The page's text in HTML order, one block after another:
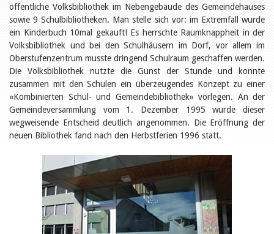
Leseförderung
Aus aller Welt
Verschiedenes
Lesetipps
Tags
Aus- und Weiterbildung
Veranstaltungen
Kinder- und Jugendmedien
Bibliothek und Schule
Bibliotheksförderung
Zielpublikum Kinder und
Jugendliche
Bibliotheksangebote
Bibliosuisse
Kantonale
Unterstützungsbeiträge
Rezensionen
Schweizer Literatur
Alle Tags
öffentliche Volksbibliothek im Nebengebäude des Gemeindehauses
sowie 9 Schulbibliotheken. Man stelle sich vor: im Extremfall wurde
ein Kinderbuch 10mal gekauft! Es herrschte Raumknappheit in der
Volksbibliothek und bei den Schulhäusern im Dorf, vor allem im
Oberstufenzentrum musste dringend Schulraum geschaffen werden.
Die Volksbibliothek nutzte die Gunst der Stunde und konnte
zusammen mit den Schulen ein überzeugendes Konzept zu einer
«Kombinierten Schul- und Gemeindebibliothek» vorlegen. An der
Gemeindeversammlung vom 1. Dezember 1995 wurde dieser
wegweisende Entscheid deutlich angenommen. Die Eröffnung der
neuen Bibliothek fand nach den Herbstferien 1996 statt.